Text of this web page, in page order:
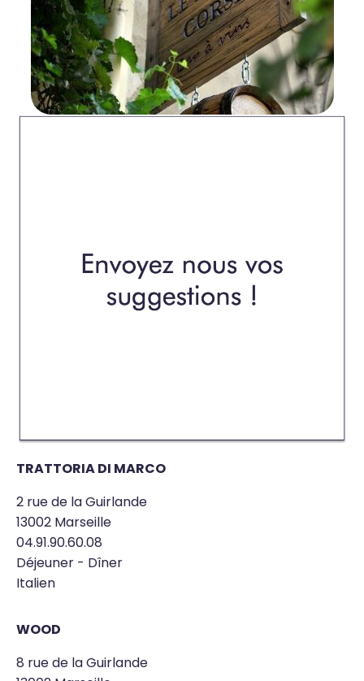
TRATTORIA DI MARCO
2 rue de la Guirlande
13002 Marseille
04.91.90.60.08
Déjeuner - Dîner
Italien
WOOD
8 rue de la Guirlande